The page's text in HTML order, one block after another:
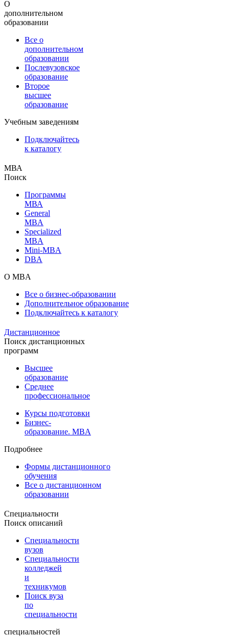
О
дополнительном
образовании
Все о
дополнительном
образовании
Послевузовское
образование
Второе
высшее
образование
Учебным заведениям
Подключайтесь
к каталогу
МВА
Поиск
Программы
МВА
General
MBA
Specialized
MBA
Mini-MBA
DBA
О MBA
Все о бизнес-образовании
Дополнительное образование
Подключайтесь к каталогу
Дистанционное
Поиск дистанционных
программ
Высшее
образование
Среднее
профессиональное
Курсы подготовки
Бизнес-
образование. MBA
Подробнее
Формы дистанционного
обучения
Все о дистанционном
образовании
Специальности
Поиск описаний
Специальности
вузов
Специальности
колледжей
и
техникумов
Поиск вуза
по
специальности
специальностей